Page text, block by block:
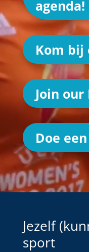
agenda!
Kom bij
Join
Doe
Jezelf
sport